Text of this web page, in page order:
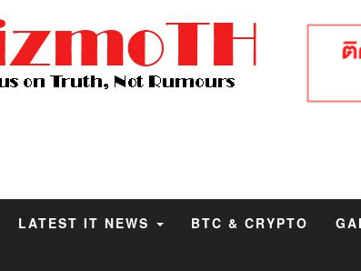
LATEST IT NEWS BTC & CRYPTO